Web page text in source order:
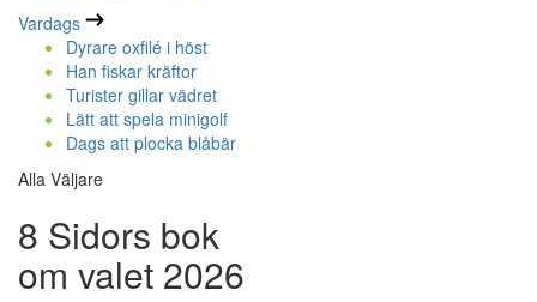
Vardags
Dyrare oxfilé i höst
Han fiskar kräftor
Turister gillar vädret
Lätt att spela minigolf
Dags att plocka blåbär
Alla Väljare
8 Sidors bok
om valet 2026